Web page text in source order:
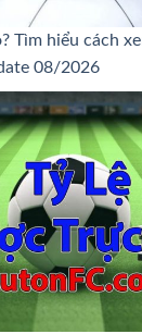
Tìm hiểu cách
08/2026